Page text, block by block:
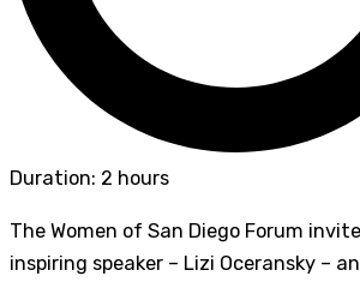
Duration: 2 hours
The Women of San Diego Forum
inspiring speaker – Lizi Oceransky –